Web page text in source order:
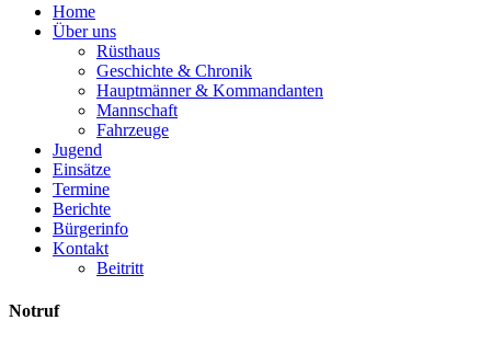
Home
Über uns
Rüsthaus
Geschichte & Chronik
Hauptmänner & Kommandanten
Mannschaft
Fahrzeuge
Jugend
Einsätze
Termine
Berichte
Bürgerinfo
Kontakt
Beitritt
Notruf